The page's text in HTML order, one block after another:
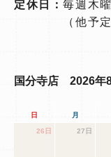
定休日：毎週木
（他予
国分寺店 2026年
日 月
26日 27日